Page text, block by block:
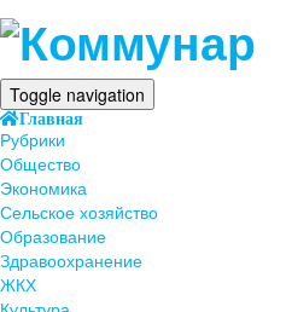
Toggle navigation
Главная
Рубрики
Общество
Экономика
Сельское хозяйство
Образование
Здравоохранение
ЖКХ